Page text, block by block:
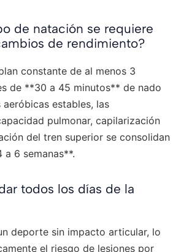
de natación se requiere
de rendimiento?
constante de al menos 3
de **30 a 45 minutos** de nado
estables, las
pulmonar, capilarización
del tren superior se consolidan
6 semanas**.
todos los días de la
deporte sin impacto articular, lo
el riesgo de lesiones por